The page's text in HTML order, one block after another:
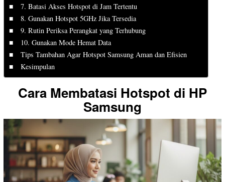
7. Batasi Akses Hotspot di Jam Tertentu
8. Gunakan Hotspot 5GHz Jika Tersedia
9. Rutin Periksa Perangkat yang Terhubung
10. Gunakan Mode Hemat Data
Tips Tambahan Agar Hotspot Samsung Aman dan Efisien
Kesimpulan
Cara Membatasi Hotspot di HP
Samsung